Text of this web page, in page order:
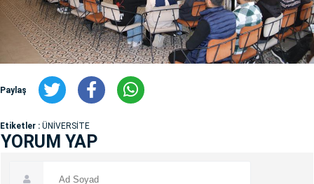
Paylaş
Etiketler : ÜNİVERSİTE
YORUM YAP